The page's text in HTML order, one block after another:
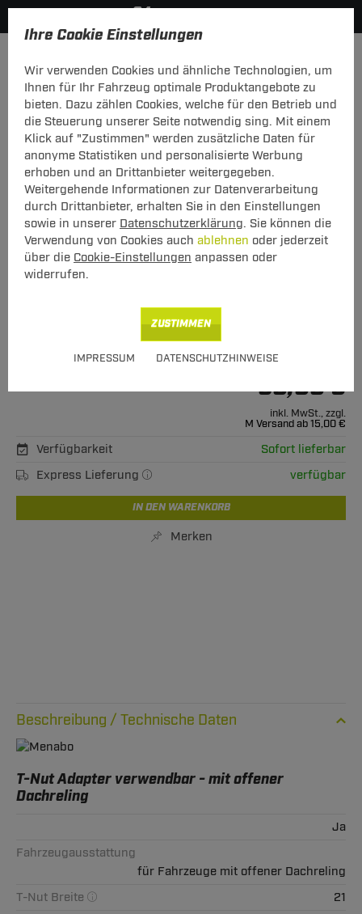
Ihre Cookie Einstellungen
Wir verwenden Cookies und ähnliche Technologien, um
Ihnen für Ihr Fahrzeug optimale Produktangebote zu
bieten. Dazu zählen Cookies, welche für den Betrieb und
die Steuerung unserer Seite notwendig sing. Mit einem
Klick auf "Zustimmen" werden zusätzliche Daten für
anonyme Statistiken und personalisierte Werbung
erhoben und an Drittanbieter weitergegeben.
Weitergehende Informationen zur Datenverarbeitung
durch Drittanbieter, erhalten Sie in den Einstellungen
sowie in unserer Datenschutzerklärung. Sie können die
Verwendung von Cookies auch ablehnen oder jederzeit
über die Cookie-Einstellungen anpassen oder
widerrufen.
IMPRESSUM DATENSCHUTZHINWEISE
ZUSTIMMEN
Hier geht's zur Fahrzeugübersicht:
Menabo Dachträger Sherman Chevrolet
Cruze
T-Nut Adapter verwendbar - mit offener
Dachreling
T24DATR5135-15
60,00 €
inkl. MwSt., zzgl.
M Versand ab 15,00 €
Verfügbarkeit
Sofort lieferbar
Express Lieferung
verfügbar
IN DEN WARENKORB
Merken
Technische Daten
T-Nut Adapter verwendbar - mit offener
Dachreling
Ja
Fahrzeugausstattung
für Fahrzeuge mit offener Dachreling
T-Nut Breite
21